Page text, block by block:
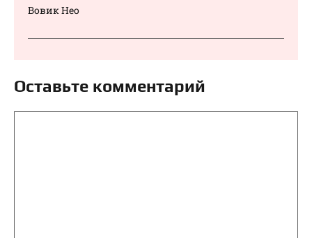
Вовик Нео
Оставьте комментарий